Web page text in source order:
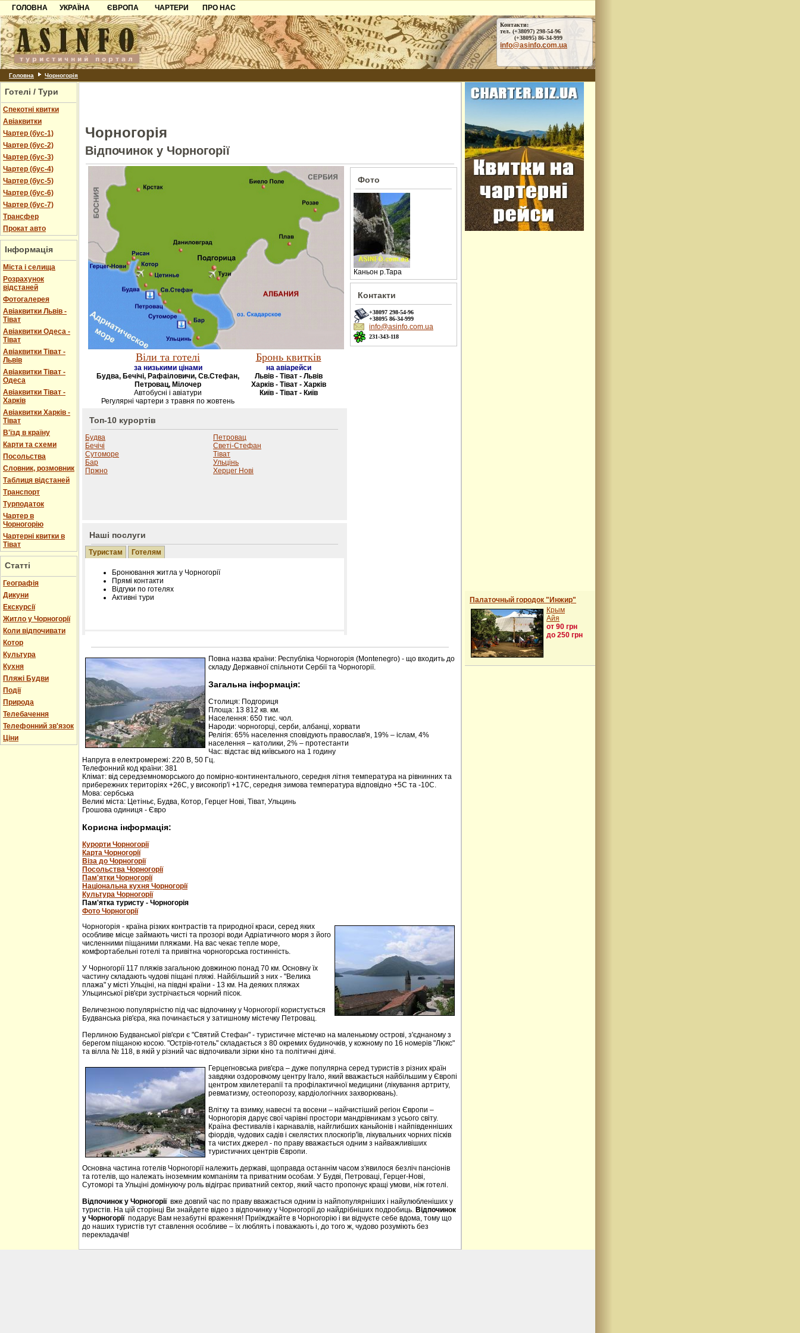
ГОЛОВНА
УКРАЇНА
Карпати
Азов
Причорноморря
Шацьк
ЄВРОПА
Чорногорія
Хорватія
Болгарія
ЧАРТЕРИ
ПРО НАС
Контакти
Партнерам
Додати готель
Контакти:
тел. (+38097) 298-54-96
(+38095) 86-34-999
info@asinfo.com.ua
Головна Чорногорія
Готелі / Тури
Спекотні квитки
Авіаквитки
Чартер (бус-1)
Чартер (бус-2)
Чартер (бус-3)
Чартер (бус-4)
Чартер (бус-5)
Чартер (бус-6)
Чартер (бус-7)
Трансфер
Прокат авто
Інформація
Міста і селища
Розрахунок
відстаней
Фотогалерея
Авіаквитки Львів -
Тіват
Авіаквитки Одеса -
Тіват
Авіаквитки Тіват -
Львів
Авіаквитки Тіват -
Одеса
Авіаквитки Тіват -
Харків
Авіаквитки Харків -
Тіват
В'їзд в країну
Карти та схеми
Посольства
Словник, розмовник
Таблиця відстаней
Транспорт
Турподаток
Чартер в
Чорногорію
Чартерні квитки в
Тіват
Статті
Географія
Дикуни
Екскурсії
Житло у Чорногорії
Коли відпочивати
Котор
Культура
Кухня
Пляжі Будви
Події
Природа
Телебачення
Телефонний зв'язок
Ціни
Чорногорія
Відпочинок у Чорногорії
Віли та готелі
за низькими цінами
Будва, Бечічі, Рафаіловичи, Св.Стефан,
Петровац, Мілочер
Автобусні і авіатури
Регулярні чартери з травня по жовтень
Бронь квитків
на авіарейси
Львів - Тіват - Львів
Харків - Тіват - Харків
Київ - Тіват - Київ
Топ-10 курортів
Будва
Бечічі
Сутоморе
Бар
Пржно
Петровац
Светі-Стефан
Тіват
Ульцінь
Херцег Нові
Наші послуги
Туристам Готелям
Бронювання житла у Чорногорії
Прямі контакти
Відгуки по готелях
Активні тури
Розміщення інформації про готель на нашому сайті
Редагування інформації і цін на вимогу
Лічільник відвідувачів
Фото
Каньон р.Тара
Контакти
+38097 298-54-96
+38095 86-34-999
info@asinfo.com.ua
231-343-118
Повна назва країни: Республіка Чорногорія (Montenegro) - що входить до
складу Державної спільноти Сербії та Чорногорії.
Загальна інформація:
Столиця: Подгориця
Площа: 13 812 кв. км.
Населення: 650 тис. чол.
Народи: чорногорці, серби, албанці, хорвати
Релігія: 65% населення сповідують православ'я, 19% – іслам, 4%
населення – католики, 2% – протестанти
Час: відстає від київського на 1 годину
Напруга в електромережі: 220 В, 50 Гц.
Телефонний код країни: 381
Клімат: від середземноморського до помірно-континентального, середня літня температура на рівнинних та
прибережних територіях +26С, у високогір'ї +17С, середня зимова температура відповідно +5С та -10С.
Мова: сербська
Великі міста: Цетіньє, Будва, Котор, Герцег Нові, Тіват, Ульцинь
Грошова одиниця - Євро
Корисна інформація:
Курорти Чорногорії
Карта Чорногорії
Віза до Чорногорії
Посольства Чорногорії
Пам'ятки Чорногорії
Національна кухня Чорногорії
Культура Чорногорії
Пам'ятка туристу - Чорногорія
Фото Чорногорії
Чорногорія - країна різких контрастів та природної краси, серед яких
особливе місце займають чисті та прозорі води Адріатичного моря з його
численними піщаними пляжами. На вас чекає тепле море,
комфортабельні готелі та привітна чорногорська гостинність.
У Чорногорії 117 пляжів загальною довжиною понад 70 км. Основну їх
частину складають чудові піщані пляжі. Найбільший з них - "Велика
плажа" у місті Ульціні, на півдні країни - 13 км. На деяких пляжах
Ульцинської рів'єри зустрічається чорний пісок.
Величезною популярністю під час відпочинку у Чорногорії користується
Будванська рів'єра, яка починається у затишному містечку Петровац.
Перлиною Будванської рів'єри є "Святий Стефан" - туристичне містечко на маленькому острові, з'єднаному з
берегом піщаною косою. "Острів-готель" складається з 80 окремих будиночків, у кожному по 16 номерів "Люкс"
та вілла № 118, в якій у різний час відпочивали зірки кіно та політичні діячі.
Герцегновська рив'єра – дуже популярна серед туристів з різних країн
завдяки оздоровчому центру Ігало, який вважається найбільшим у Європі
центром хвилетерапії та профілактичної медицини (лікування артриту,
ревматизму, остеопорозу, кардіологічних захворювань).
Влітку та взимку, навесні та восени – найчистіший регіон Європи –
Чорногорія дарує свої чарівні простори мандрівникам з усього світу.
Країна фестивалів і карнавалів, найглибших каньйонів і найпівденніших
фіордів, чудових садів і скелястих плоскогір'їв, лікувальних чорних пісків
та чистих джерел - по праву вважається одним з найважливіших
туристичних центрів Європи.
Основна частина готелів Чорногорії належить державі, щоправда останнім часом з'явилося безліч пансіонів
та готелів, що належать іноземним компаніям та приватним особам. У Будві, Петроваці, Герцег-Нові,
Сутоморі та Ульціні домінуючу роль відіграє приватний сектор, який часто пропонує кращі умови, ніж готелі.
Відпочинок у Чорногорії вже довгий час по праву вважається одним із найпопулярніших і найулюбленіших у
туристів. На цій сторінці Ви знайдете відео з відпочинку у Чорногорії до найдрібніших подробиць. Відпочинок
у Чорногоріїподарує Вам незабутні враження! Приїжджайте в Чорногорію і ви відчуєте себе вдома, тому що
до наших туристів тут ставлення особливе – їх люблять і поважають і, до того ж, чудово розуміють без
перекладачів!
Палаточный городок "Инжир"
Крым
Айя
от 90 грн
до 250 грн